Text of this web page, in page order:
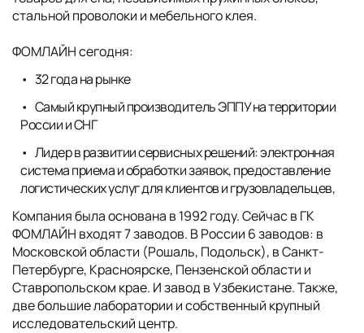
стальной проволоки и мебельного клея.
ФОМЛАЙН сегодня:
32 года на рынке
Самый крупный производитель ЭППУ на территории
России и СНГ
Лидер в развитии сервисных решений: электронная
система приема и обработки заявок, предоставление
логистических услуг для клиентов и грузовладельцев,
Компания была основана в 1992 году. Сейчас в ГК
ФОМЛАЙН входят 7 заводов. В России 6 заводов: в
Московской области (Рошаль, Подольск), в Санкт-
Петербурге, Красноярске, Пензенской области и
Ставропольском крае. И завод в Узбекистане. Также,
две большие лаборатории и собственный крупный
исследовательский центр.